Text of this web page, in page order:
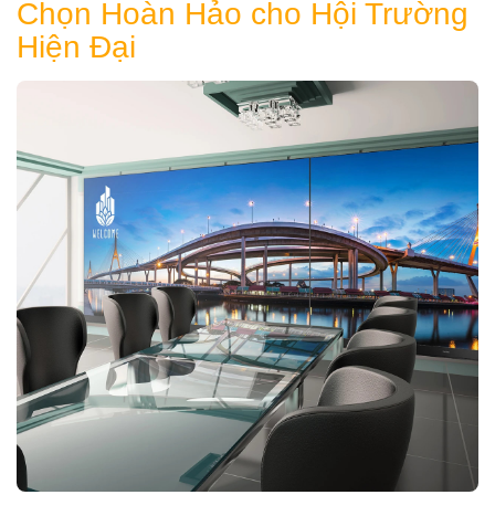
Chọn Hoàn Hảo cho Hội Trường
Hiện Đại